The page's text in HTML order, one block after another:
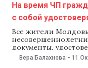
На время ЧП
с собой
Все жители
документы,
действует
здравоохранения.
Вера Балахнова - 11